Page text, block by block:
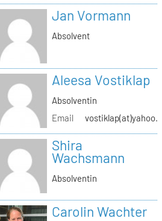
Jan Vormann
Absolvent
Aleesa Vostiklap
Absolventin
Email
Shira
Wachsmann
Absolventin
Carolin Wachter